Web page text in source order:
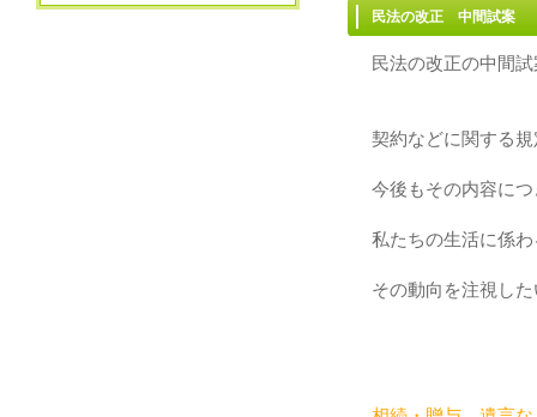
民法の改正 中間試案
民法の改正の中間
契約などに関する
今後もその内容に
私たちの生活に係
その動向を注視し